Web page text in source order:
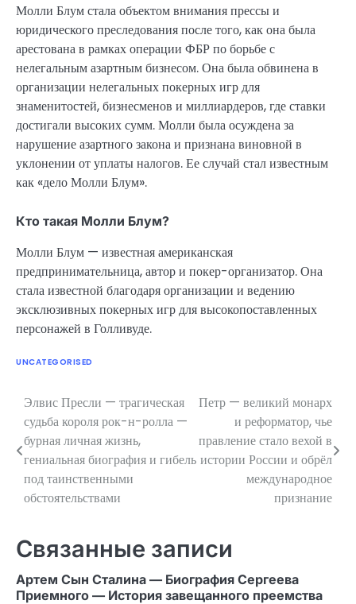
Молли Блум стала объектом внимания прессы и
юридического преследования после того, как она была
арестована в рамках операции ФБР по борьбе с
нелегальным азартным бизнесом. Она была обвинена в
организации нелегальных покерных игр для
знаменитостей, бизнесменов и миллиардеров, где ставки
достигали высоких сумм. Молли была осуждена за
нарушение азартного закона и признана виновной в
уклонении от уплаты налогов. Ее случай стал известным
как «дело Молли Блум».
Кто такая Молли Блум?
Молли Блум — известная американская
предпринимательница, автор и покер-организатор. Она
стала известной благодаря организации и ведению
эксклюзивных покерных игр для высокопоставленных
персонажей в Голливуде.
UNCATEGORISED
Навигация
по
записям
Элвис Пресли — трагическая
судьба короля рок-н-ролла —
бурная личная жизнь,
гениальная биография и гибель
под таинственными
обстоятельствами
Петр — великий монарх
и реформатор, чье
правление стало вехой в
истории России и обрёл
международное
признание
Связанные записи
Артем Сын Сталина — Биография Сергеева
Приемного — История завещанного преемства